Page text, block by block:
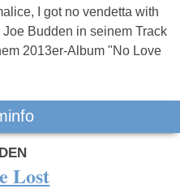
I got no vendetta with
Budden in seinem Track
2013er-Album "No Love
Lost